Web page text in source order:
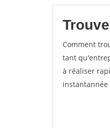
Comment
tant
à réaliser